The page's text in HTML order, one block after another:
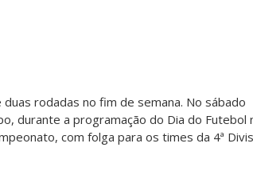
rodadas no fim de semana. No sábado
durante a programação do Dia do Futebol
com folga para os times da 4ª